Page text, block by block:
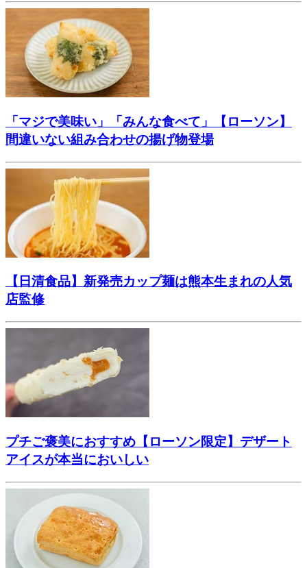
「マジで美味い」「みんな食べて」【ローソン】
間違いない組み合わせの揚げ物登場
【日清食品】新発売カップ麺は熊本生まれの人気
店監修
プチご褒美におすすめ【ローソン限定】デザート
アイスが本当においしい